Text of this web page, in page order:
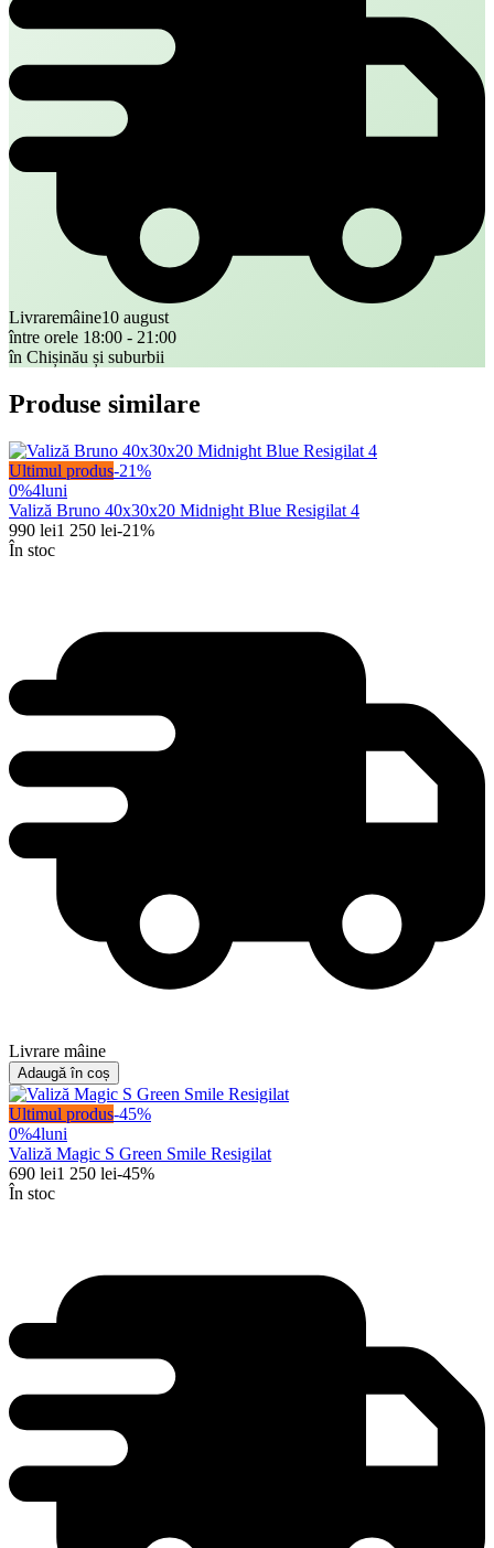
Livraremâine10 august
între orele 18:00 - 21:00
în Chișinău și suburbii
Produse similare
Ultimul produs-21%
0%4luni
Valiză Bruno 40x30x20 Midnight Blue Resigilat 4
990 lei1 250 lei-21%
În stoc
Livrare mâine
Adaugă în coș
Ultimul produs-45%
0%4luni
Valiză Magic S Green Smile Resigilat
690 lei1 250 lei-45%
În stoc